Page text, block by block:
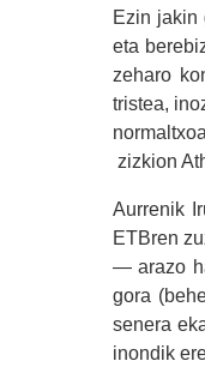
Ezin jakin
eta
zeharo
tristea,
zizkion
Aurrenik
ETBren
— arazo
gora
senera
inondik